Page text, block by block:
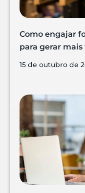
Como engajar
para gerar
15 de outubro de